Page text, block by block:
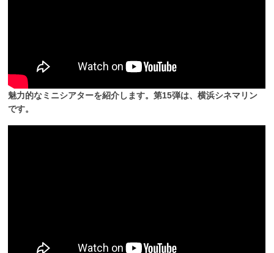
魅力的なミニシアターを紹介します。第15弾は、横浜シネマリン
です。